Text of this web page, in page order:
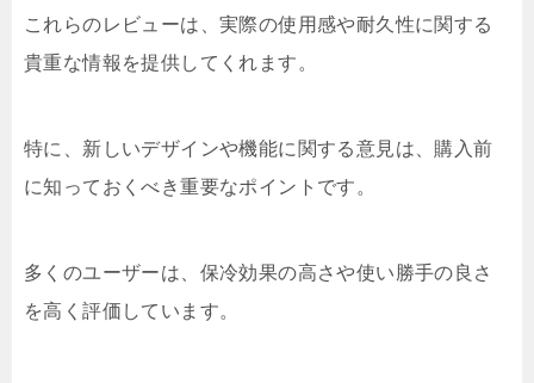
これらのレビューは、実際の使用感や耐久性に関する
貴重な情報を提供してくれます。
特に、新しいデザインや機能に関する意見は、購入前
に知っておくべき重要なポイントです。
多くのユーザーは、保冷効果の高さや使い勝手の良さ
を高く評価しています。